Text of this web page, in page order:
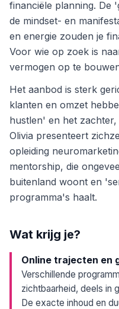
financiële planning. De
de mindset- en
en energie zouden je
Voor wie op zoek is
vermogen op te
Het aanbod is sterk
klanten en omzet
hustlen' en het
Olivia presenteert
opleiding
mentorship, die
buitenland woont en
programma's haalt.
Wat krijg je?
Online trajecten en
Verschillende
zichtbaarheid, deels in
De exacte inhoud en